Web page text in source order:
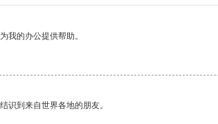
我的办公提供帮助。
识到来自世界各地的朋友。